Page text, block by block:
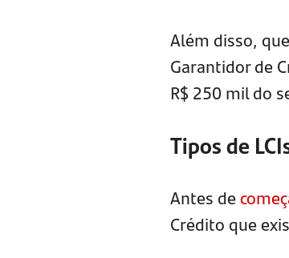
Além disso,
Garantidor de
R$ 250 mil do
Tipos de
Antes de
Crédito que